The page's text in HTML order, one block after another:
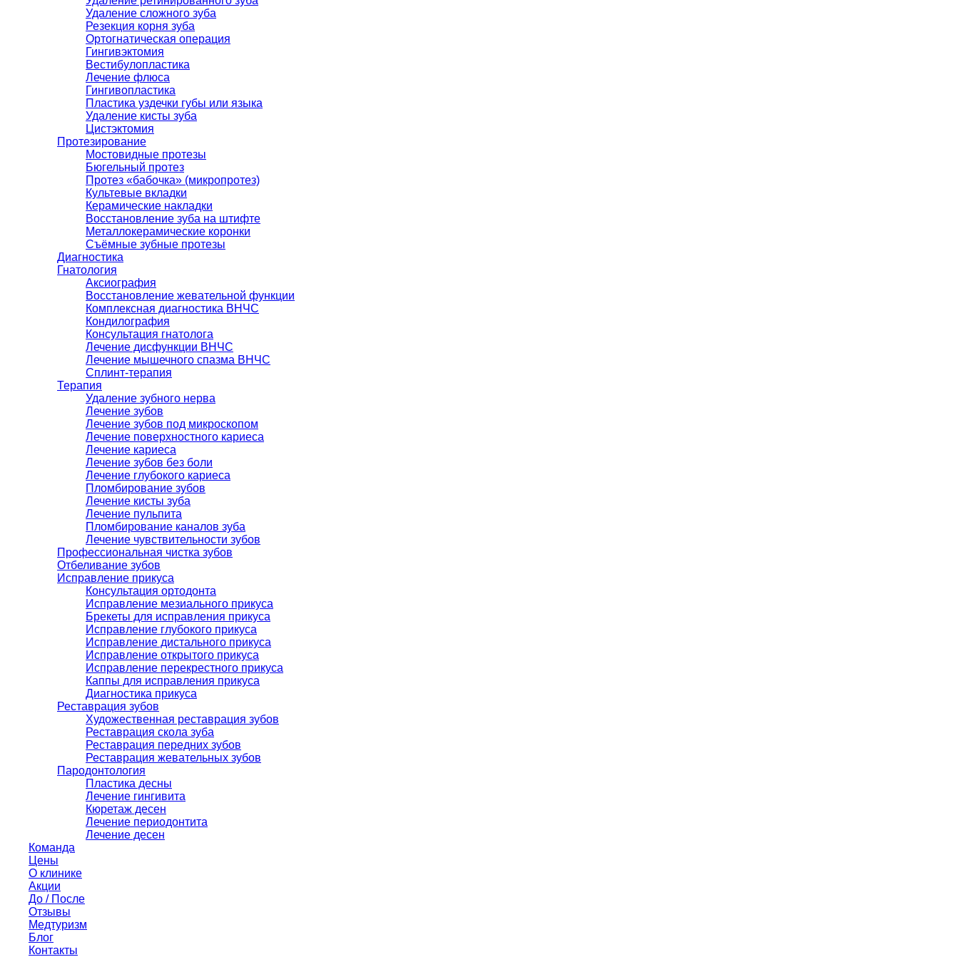
Удаление сложного зуба
Резекция корня зуба
Ортогнатическая операция
Гингивэктомия
Вестибулопластика
Лечение флюса
Гингивопластика
Пластика уздечки губы или языка
Удаление кисты зуба
Цистэктомия
Протезирование
Мостовидные протезы
Бюгельный протез
Протез «бабочка» (микропротез)
Культевые вкладки
Керамические накладки
Восстановление зуба на штифте
Металлокерамические коронки
Съёмные зубные протезы
Диагностика
Гнатология
Аксиография
Восстановление жевательной функции
Комплексная диагностика ВНЧС
Кондилография
Консультация гнатолога
Лечение дисфункции ВНЧС
Лечение мышечного спазма ВНЧС
Сплинт-терапия
Терапия
Удаление зубного нерва
Лечение зубов
Лечение зубов под микроскопом
Лечение поверхностного кариеса
Лечение кариеса
Лечение зубов без боли
Лечение глубокого кариеса
Пломбирование зубов
Лечение кисты зуба
Лечение пульпита
Пломбирование каналов зуба
Лечение чувствительности зубов
Профессиональная чистка зубов
Отбеливание зубов
Исправление прикуса
Консультация ортодонта
Исправление мезиального прикуса
Брекеты для исправления прикуса
Исправление глубокого прикуса
Исправление дистального прикуса
Исправление открытого прикуса
Исправление перекрестного прикуса
Каппы для исправления прикуса
Диагностика прикуса
Реставрация зубов
Художественная реставрация зубов
Реставрация скола зуба
Реставрация передних зубов
Реставрация жевательных зубов
Пародонтология
Пластика десны
Лечение гингивита
Кюретаж десен
Лечение периодонтита
Лечение десен
Команда
Цены
О клинике
Акции
До / После
Отзывы
Медтуризм
Блог
Контакты